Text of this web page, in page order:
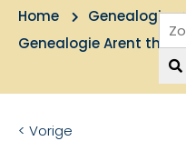
Home Genealogie
Genealogie Arent thoe
< Vorige